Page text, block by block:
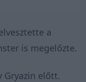
a
is megelőzte.
Gryazin előtt.